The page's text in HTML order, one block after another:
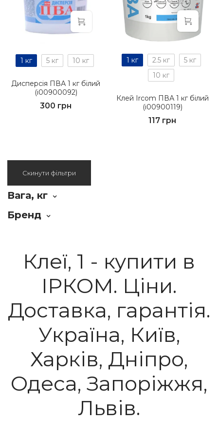
1 кг 5 кг 10 кг
Дисперсія ПВА 1 кг білий
(i00900092)
300 грн
1 кг 2.5 кг
5 кг
10 кг
Клей Ircom ПВА 1 кг білий
(i00900119)
117 грн
Скинути фільтри
Вага, кг
Бренд
Клеї, 1 - купити в
ІРКОМ. Ціни.
Доставка, гарантія.
Україна, Київ,
Харків, Дніпро,
Одеса, Запоріжжя,
Львів.